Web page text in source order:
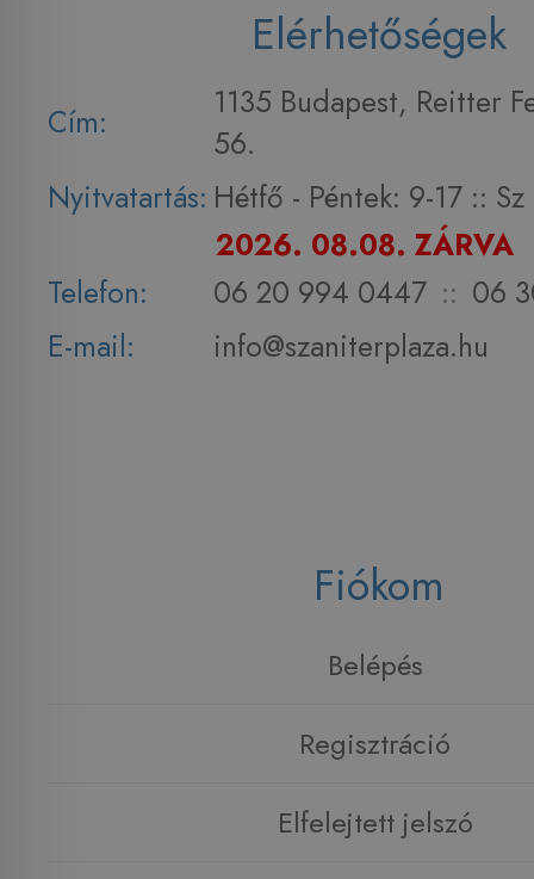
Elérhetőségek
Cím:
1135 Budapest, Reitter
56.
Nyitvatartás: Hétfő - Péntek: 9-17 :: Sz
2026. 08.08. ZÁRVA
Telefon:
06 20 994 0447 :: 06
E-mail:
info@szaniterplaza.hu
Fiókom
Belépés
Regisztráció
Elfelejtett jelszó